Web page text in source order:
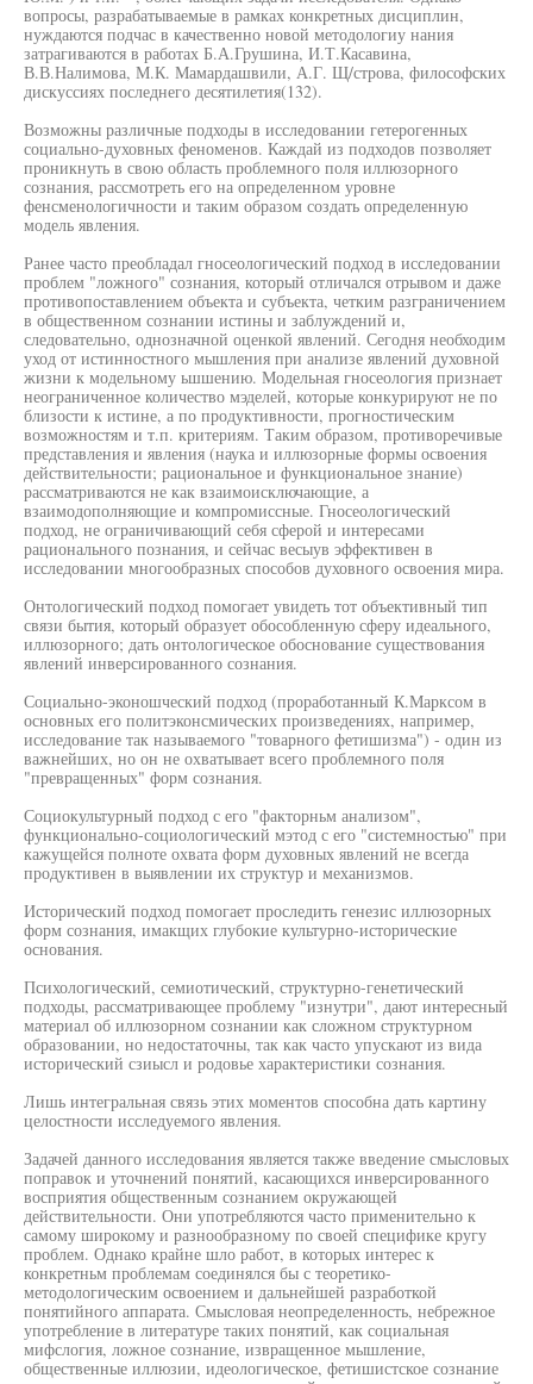
вопросы, разрабатываемые в рамках конкретных дисциплин,
нуждаются подчас в качественно новой методологиу нания
затрагиваются в работах Б.А.Грушина, И.Т.Касавина,
В.В.Налимова, М.К. Мамардашвили, А.Г. Щ/строва, философских
дискуссиях последнего десятилетия(132).
Возможны различные подходы в исследовании гетерогенных
социально-духовных феноменов. Каждай из подходов позволяет
проникнуть в свою область проблемного поля иллюзорного
сознания, рассмотреть его на определенном уровне
фенсменологичности и таким образом создать определенную
модель явления.
Ранее часто преобладал гносеологический подход в исследовании
проблем "ложного" сознания, который отличался отрывом и даже
противопоставлением объекта и субъекта, четким разграничением
в общественном сознании истины и заблуждений и,
следовательно, однозначной оценкой явлений. Сегодня необходим
уход от истинностного мышления при анализе явлений духовной
жизни к модельному ьшшению. Модельная гносеология признает
неограниченное количество мэделей, которые конкурируют не по
близости к истине, а по продуктивности, прогностическим
возможностям и т.п. критериям. Таким образом, противоречивые
представления и явления (наука и иллюзорные формы освоения
действительности; рациональное и функциональное знание)
рассматриваются не как взаимоисключающие, а
взаимодополняющие и компромиссные. Гносеологический
подход, не ограничивающий себя сферой и интересами
рационального познания, и сейчас весыув эффективен в
исследовании многообразных способов духовного освоения мира.
Онтологический подход помогает увидеть тот объективный тип
связи бытия, который образует обособленную сферу идеального,
иллюзорного; дать онтологическое обоснование существования
явлений инверсированного сознания.
Социально-эконошческий подход (проработанный К.Марксом в
основных его политэконсмических произведениях, например,
исследование так называемого "товарного фетишизма") - один из
важнейших, но он не охватывает всего проблемного поля
"превращенных" форм сознания.
Социокультурный подход с его "факторньм анализом",
функционально-социологический мэтод с его "системностью" при
кажущейся полноте охвата форм духовных явлений не всегда
продуктивен в выявлении их структур и механизмов.
Исторический подход помогает проследить генезис иллюзорных
форм сознания, имакщих глубокие культурно-исторические
основания.
Психологический, семиотический, структурно-генетический
подходы, рассматривающее проблему "изнутри", дают интересный
материал об иллюзорном сознании как сложном структурном
образовании, но недостаточны, так как часто упускают из вида
исторический сзиысл и родовье характеристики сознания.
Лишь интегральная связь этих моментов способна дать картину
целостности исследуемого явления.
Задачей данного исследования является также введение смысловых
поправок и уточнений понятий, касающихся инверсированного
восприятия общественным сознанием окружающей
действительности. Они употребляются часто применительно к
самому широкому и разнообразному по своей специфике кругу
проблем. Однако крайне шло работ, в которых интерес к
конкретньм проблемам соединялся бы с теоретико-
методологическим освоением и дальнейшей разработкой
понятийного аппарата. Смысловая неопределенность, небрежное
употребление в литературе таких понятий, как социальная
мифслогия, ложное сознание, извращенное мышление,
общественные иллюзии, идеологическое, фетишистское сознание